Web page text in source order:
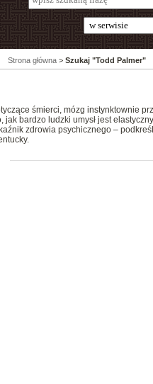
Strona główna > Szukaj "Todd Palmer"
śmierci, mózg instynktownie
bardzo ludzki umysł jest
zdrowia psychicznego –